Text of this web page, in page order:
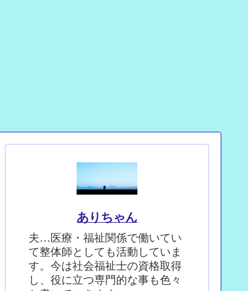
ありちゃん
夫…医療・福祉関係で働いてい
て整体師としても活動していま
す。今は社会福祉士の資格取得
し、役に立つ専門的な事も色々